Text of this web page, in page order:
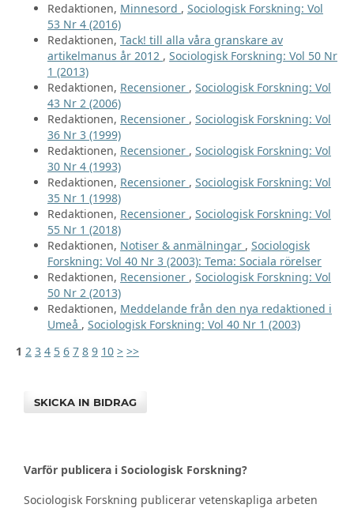
Redaktionen, Minnesord , Sociologisk Forskning: Vol
53 Nr 4 (2016)
Redaktionen, Tack! till alla våra granskare av
artikelmanus år 2012 , Sociologisk Forskning: Vol 50 Nr
1 (2013)
Redaktionen, Recensioner , Sociologisk Forskning: Vol
43 Nr 2 (2006)
Redaktionen, Recensioner , Sociologisk Forskning: Vol
36 Nr 3 (1999)
Redaktionen, Recensioner , Sociologisk Forskning: Vol
30 Nr 4 (1993)
Redaktionen, Recensioner , Sociologisk Forskning: Vol
35 Nr 1 (1998)
Redaktionen, Recensioner , Sociologisk Forskning: Vol
55 Nr 1 (2018)
Redaktionen, Notiser & anmälningar , Sociologisk
Forskning: Vol 40 Nr 3 (2003): Tema: Sociala rörelser
Redaktionen, Recensioner , Sociologisk Forskning: Vol
50 Nr 2 (2013)
Redaktionen, Meddelande från den nya redaktioned i
Umeå , Sociologisk Forskning: Vol 40 Nr 1 (2003)
1 2 3 4 5 6 7 8 9 10 > >>
SKICKA IN BIDRAG
Varför publicera i Sociologisk Forskning?
Sociologisk Forskning publicerar vetenskapliga arbeten